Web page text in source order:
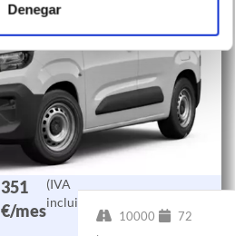
Denegar
351
€/mes
(IVA
incluido)
10000
72